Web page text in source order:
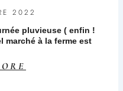
2022
pluvieuse ( enfin !
marché à la ferme est